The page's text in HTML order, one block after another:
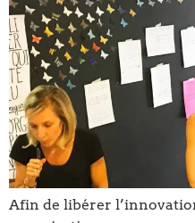
Afin de libérer